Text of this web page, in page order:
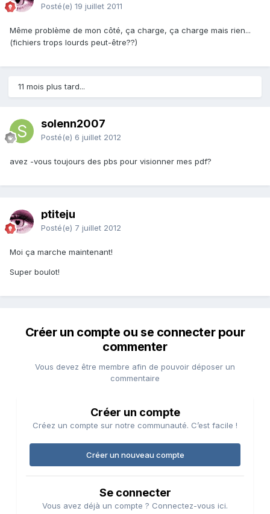
Posté(e) 19 juillet 2011
Même problème de mon côté, ça charge, ça charge mais rien...
(fichiers trops lourds peut-être??)
11 mois plus tard...
solenn2007
Posté(e) 6 juillet 2012
avez -vous toujours des pbs pour visionner mes pdf?
ptiteju
Posté(e) 7 juillet 2012
Moi ça marche maintenant!
Super boulot!
Créer un compte ou se connecter pour
commenter
Vous devez être membre afin de pouvoir déposer un
commentaire
Créer un compte
Créez un compte sur notre communauté. C’est facile !
Créer un nouveau compte
Se connecter
Vous avez déjà un compte ? Connectez-vous ici.